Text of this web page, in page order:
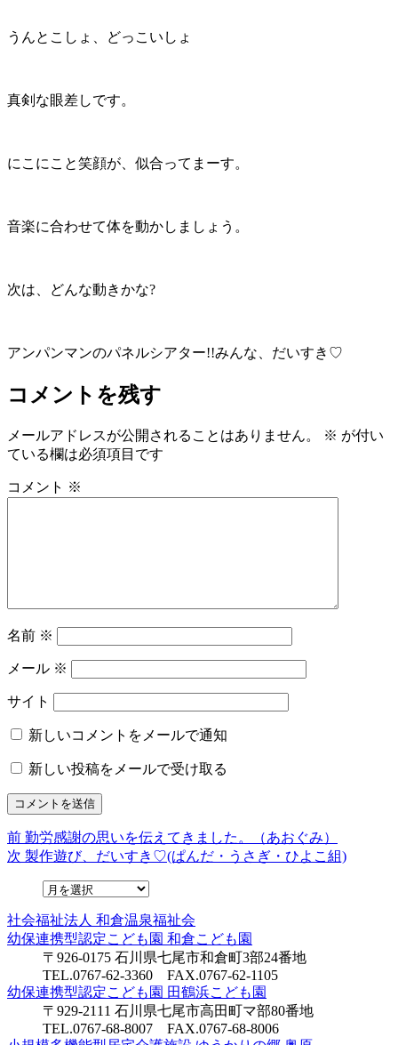
うんとこしょ、どっこいしょ
真剣な眼差しです。
にこにこと笑顔が、似合ってまーす。
音楽に合わせて体を動かしましょう。
次は、どんな動きかな?
アンパンマンのパネルシアター!!みんな、だいすき♡
コメントを残す
メールアドレスが公開されることはありません。 ※ が付い
ている欄は必須項目です
コメント ※
名前 ※
メール ※
サイト
新しいコメントをメールで通知
新しい投稿をメールで受け取る
投
稿
ビ
ー
前 前
の
勤労感謝の思いを伝えてきました。（あおぐみ）
次 次
稿:
製作遊び、だいすき♡(ぱんだ・うさぎ・ひよこ組)
社会福祉法人 和倉温泉福祉会
幼保連携型認定こども園 和倉こども園
〒926-0175 石川県七尾市和倉町3部24番地
TEL.0767-62-3360 FAX.0767-62-1105
幼保連携型認定こども園 田鶴浜こども園
〒929-2111 石川県七尾市高田町マ部80番地
TEL.0767-68-8007 FAX.0767-68-8006